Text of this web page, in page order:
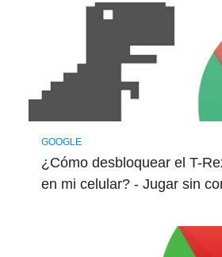
GOOGLE
¿Cómo desbloquear el T-
en mi celular? - Jugar sin